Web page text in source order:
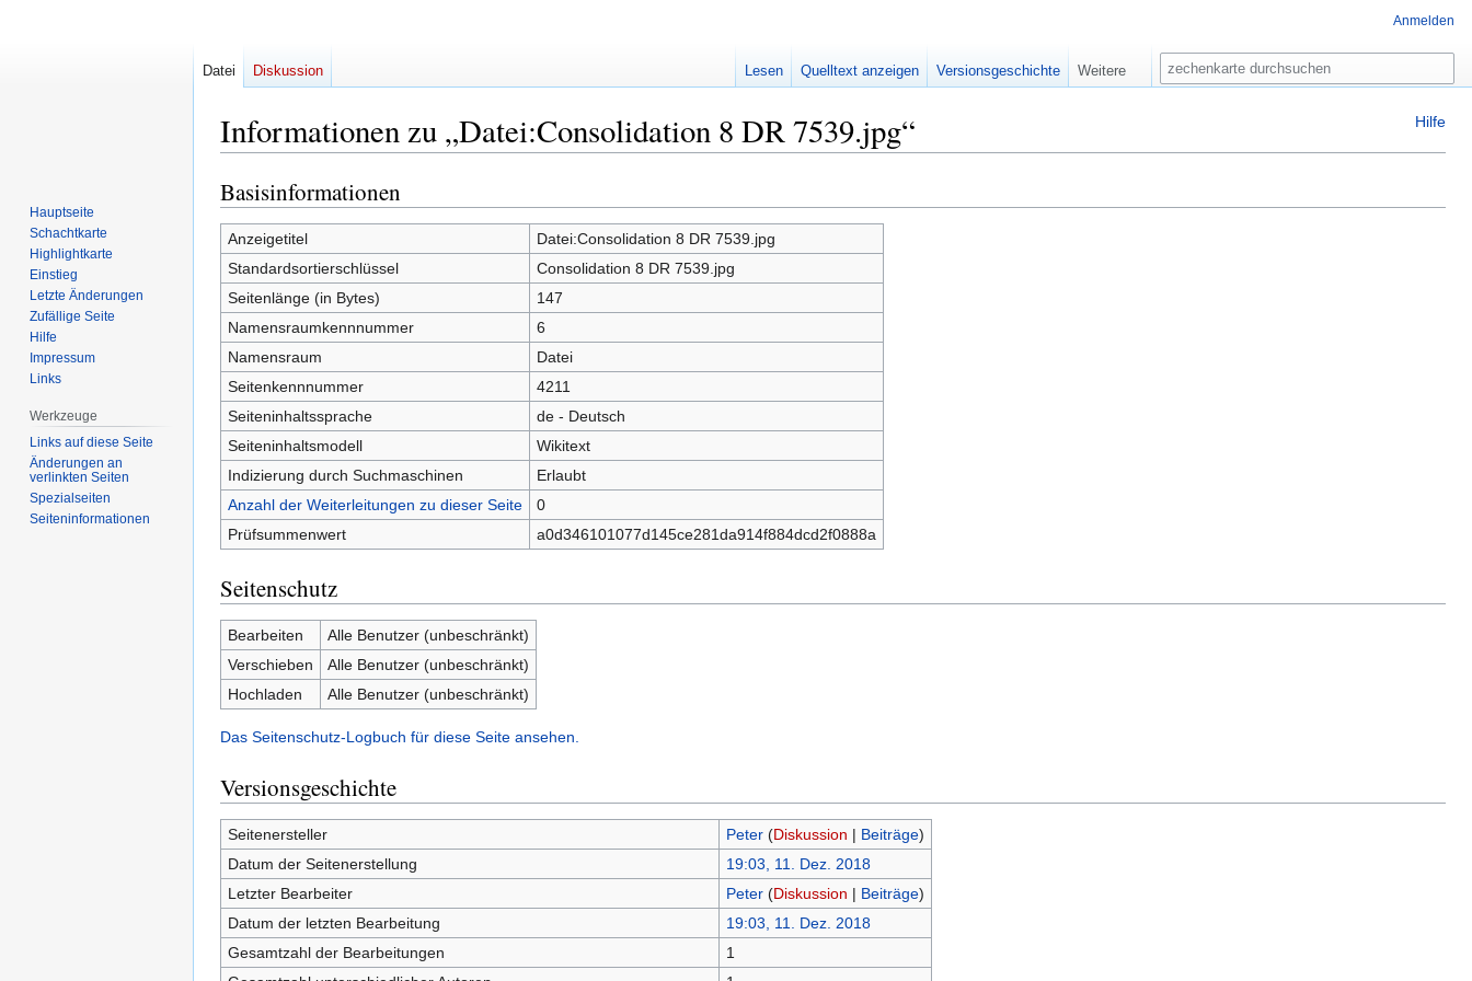
Hilfe
Informationen zu „Datei:Consolidation 8 DR 7539.jpg“
Zur
Navigation
springen
Zur
Suche
springen
Basisinformationen
Anzeigetitel
Datei:Consolidation 8 DR 7539.jpg
Standardsortierschlüssel
Consolidation 8 DR 7539.jpg
Seitenlänge (in Bytes)
147
Namensraumkennnummer
6
Namensraum
Datei
Seitenkennnummer
4211
Seiteninhaltssprache
de - Deutsch
Seiteninhaltsmodell
Wikitext
Indizierung durch Suchmaschinen
Erlaubt
Anzahl der Weiterleitungen zu dieser Seite
0
Prüfsummenwert
a0d346101077d145ce281da914f884dcd2f0888a
Seitenschutz
Bearbeiten
Alle Benutzer (unbeschränkt)
Verschieben
Alle Benutzer (unbeschränkt)
Hochladen
Alle Benutzer (unbeschränkt)
Das Seitenschutz-Logbuch für diese Seite ansehen.
Versionsgeschichte
Seitenersteller Peter (Diskussion | Beiträge)
Datum der Seitenerstellung
19:03, 11. Dez. 2018
Letzter Bearbeiter
Peter (Diskussion | Beiträge)
Datum der letzten Bearbeitung
19:03, 11. Dez. 2018
Gesamtzahl der Bearbeitungen
1
Anmelden
Datei Diskussion Lesen Quelltext anzeigen Versionsgeschichte Weitere
Suche
Hauptseite
Schachtkarte
Highlightkarte
Einstieg
Letzte Änderungen
Zufällige Seite
Hilfe
Impressum
Links
Werkzeuge
Links auf diese Seite
Änderungen an
verlinkten Seiten
Spezialseiten
Seiten­­informationen